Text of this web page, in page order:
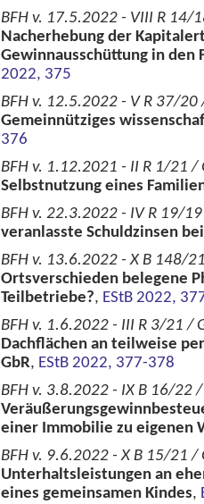
BFH v. 17.5.2022 - VIII R 14/
Nacherhebung der
Gewinnausschüttung in den
2022, 375
BFH v. 12.5.2022 - V R 37/
Gemeinnütziges
376
BFH v. 1.12.2021 - II R 1/21
Selbstnutzung eines
BFH v. 22.3.2022 - IV R 19/
veranlasste Schuldzinsen
BFH v. 13.6.2022 - X B 148/
Ortsverschieden belegene
Teilbetriebe?, EStB 2022,
BFH v. 1.6.2022 - III R 3/21 /
Dachflächen an teilweise
GbR, EStB 2022, 377-378
BFH v. 3.8.2022 - IX B 16/22
einer Immobilie zu eigenen
BFH v. 9.6.2022 - X B 15/21
Unterhaltsleistungen an
eines gemeinsamen Kindes,